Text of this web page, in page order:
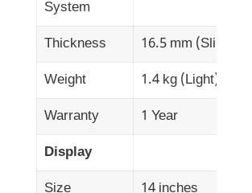
System
Thickness 16.5 mm (Slim)
Weight 1.4 kg (Light)
Warranty 1 Year
Display
Size 14 inches